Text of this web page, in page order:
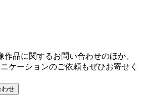
作品に関するお問い合わせのほか、
ケーションのご依頼もぜひお寄せく